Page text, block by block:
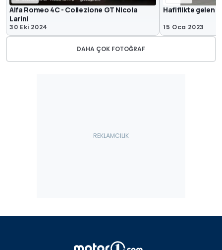
Alfa Romeo 4C - Collezione GT Nicola
Larini
30 Eki 2024
Hafiflikte gelen
15 Oca 2023
DAHA ÇOK FOTOĞRAF